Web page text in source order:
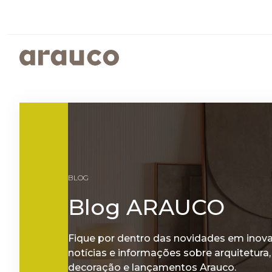
ARAUCO MELAMINA
ARAUCO COLOR
BLOG
Blog ARAUCO
Fique por dentro das novidades em
notícias e informações sobre arquitetura,
decoração e lançamentos Arauco.